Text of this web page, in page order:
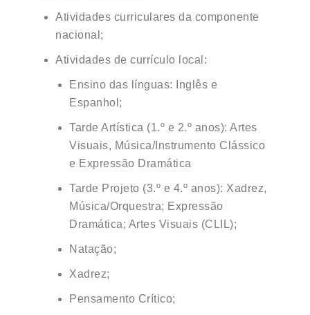
Atividades curriculares da componente
nacional;
Atividades de currículo local:
Ensino das línguas: Inglês e
Espanhol;
Tarde Artística (1.º e 2.º anos): Artes
Visuais, Música/Instrumento Clássico
e Expressão Dramática
Tarde Projeto (3.º e 4.º anos): Xadrez,
Música/Orquestra; Expressão
Dramática; Artes Visuais (CLIL);
Natação;
Xadrez;
Pensamento Crítico;